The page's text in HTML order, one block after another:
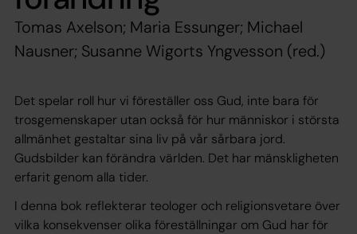
Tomas Axelson; Maria Essunger; Michael
Nausner; Susanne Wigorts Yngvesson (red.)
Det spelar roll hur vi föreställer oss Gud, inte bara för
trosgemenskaper utan också för hur människor i största
allmänhet gestaltar sina liv på vår sårbara jord.
Gudsbilder kan förändra världen. Det har mänskligheten
erfarit genom alla tider.
I denna bok reflekterar teologer och religionsvetare över
vilka konsekvenser olika föreställningar om Gud har för